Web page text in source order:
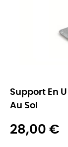
Support En
Au Sol
28,00 €